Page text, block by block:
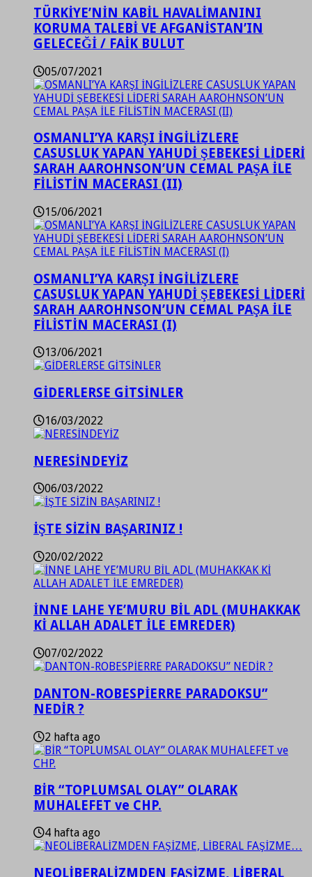
TÜRKİYE’NİN KABİL HAVALİMANINI
KORUMA TALEBİ VE AFGANİSTAN’IN
GELECEĞİ / FAİK BULUT
05/07/2021
OSMANLI’YA KARŞI İNGİLİZLERE
CASUSLUK YAPAN YAHUDİ ŞEBEKESİ LİDERİ
SARAH AAROHNSON’UN CEMAL PAŞA İLE
FİLİSTİN MACERASI (II)
15/06/2021
OSMANLI’YA KARŞI İNGİLİZLERE
CASUSLUK YAPAN YAHUDİ ŞEBEKESİ LİDERİ
SARAH AAROHNSON’UN CEMAL PAŞA İLE
FİLİSTİN MACERASI (I)
13/06/2021
GİDERLERSE GİTSİNLER
16/03/2022
NERESİNDEYİZ
06/03/2022
İŞTE SİZİN BAŞARINIZ !
20/02/2022
İNNE LAHE YE’MURU BİL ADL (MUHAKKAK
Kİ ALLAH ADALET İLE EMREDER)
07/02/2022
DANTON-ROBESPİERRE PARADOKSU”
NEDİR ?
2 hafta ago
BİR “TOPLUMSAL OLAY” OLARAK
MUHALEFET ve CHP.
4 hafta ago
NEOLİBERALİZMDEN FAŞİZME, LİBERAL